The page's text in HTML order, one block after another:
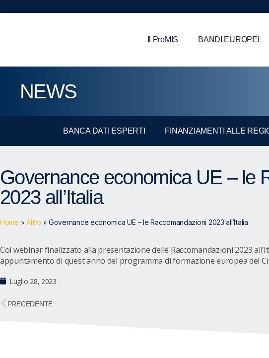
Il ProMIS BANDI EUROPEI
NEWS
BANCA DATI ESPERTI FINANZIAMENTI ALLE
Governance economica UE – le
2023 all’Italia
Home »Altro » Governance economica UE – le Raccomandazioni 2023 all’Italia
Col webinar finalizzato alla presentazione delle Raccomandazioni 2023
appuntamento di quest'anno del programma di formazione europea del
Luglio 28, 2023
PRECEDENTE